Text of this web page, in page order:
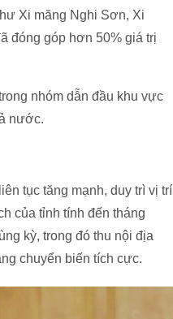
Xi măng Nghi Sơn, Xi
đóng góp hơn 50% giá trị
nhóm dẫn đầu khu vực
nước.
tục tăng mạnh, duy trì vị trí
của tỉnh tính đến tháng
kỳ, trong đó thu nội địa
chuyển biến tích cực.